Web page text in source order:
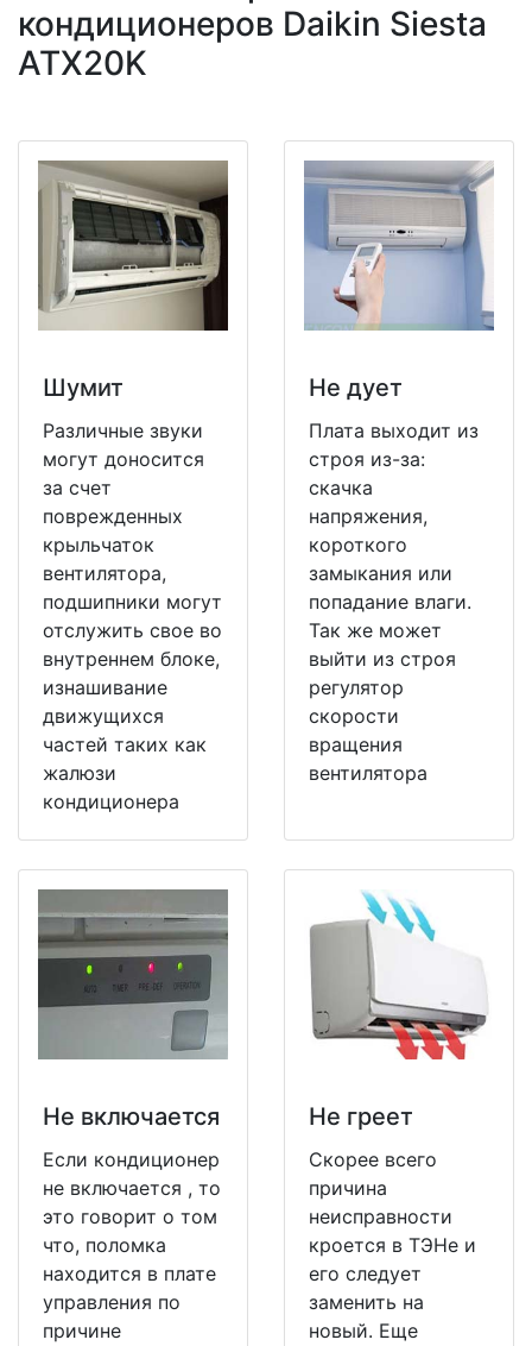
кондиционеров Daikin Siesta
ATX20K
Шумит
Различные звуки
могут доносится
за счет
поврежденных
крыльчаток
вентилятора,
подшипники могут
отслужить свое во
внутреннем блоке,
изнашивание
движущихся
частей таких как
жалюзи
кондиционера
Не дует
Плата выходит из
строя из-за:
скачка
напряжения,
короткого
замыкания или
попадание влаги.
Так же может
выйти из строя
регулятор
скорости
вращения
вентилятора
Не включается
Если кондиционер
не включается , то
это говорит о том
что, поломка
находится в плате
управления по
причине
Не греет
Скорее всего
причина
неисправности
кроется в ТЭНе и
его следует
заменить на
новый. Еще